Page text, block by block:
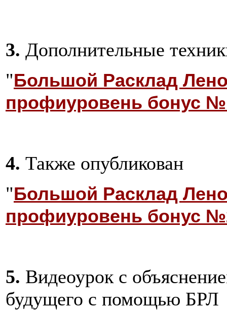
3. Дополнительные
"Большой Расклад
профиуровень бонус
4. Также опубликован
"Большой Расклад
профиуровень бонус
5. Видеоурок с
будущего с помощью БРЛ